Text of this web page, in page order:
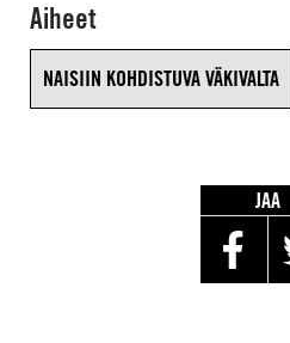
Aiheet
NAISIIN KOHDISTUVA VÄKIVALTA
JAA